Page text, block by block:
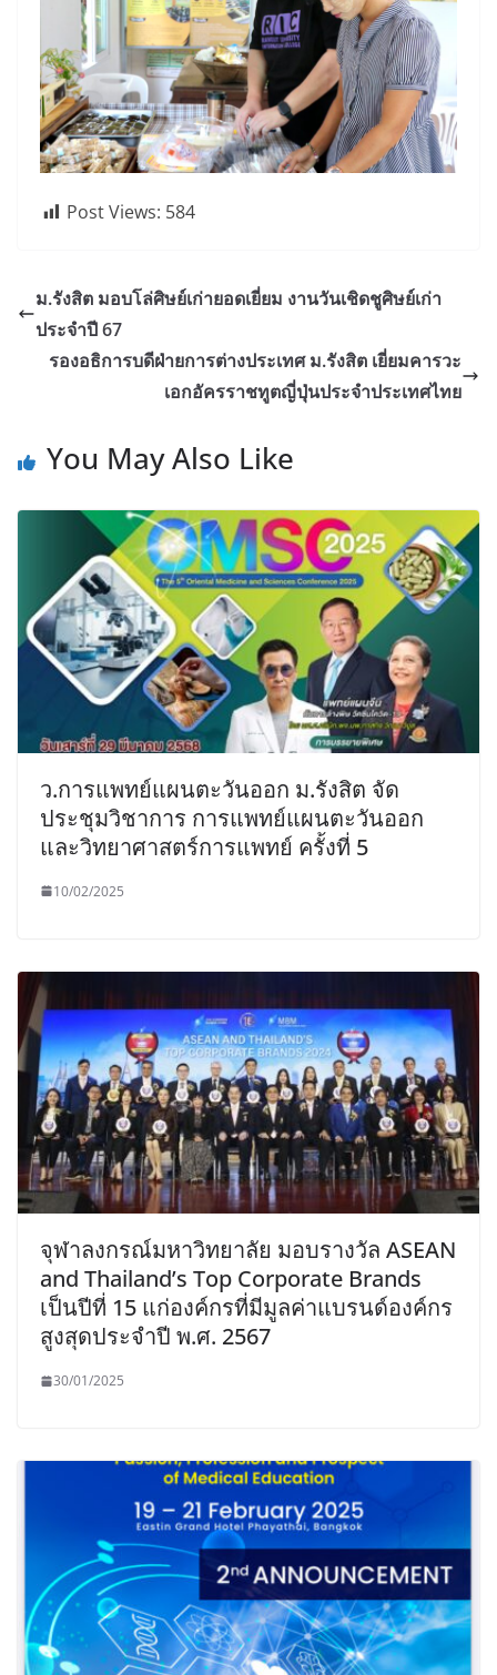
Post Views: 584
ม.รังสิต มอบโล่ศิษย์เก่ายอดเยี่ยม งานวันเชิดชูศิษย์เก่า
ประจำปี 67
รองอธิการบดีฝ่ายการต่างประเทศ ม.รังสิต เยี่ยมคารวะ
เอกอัครราชทูตญี่ปุ่นประจำประเทศไทย
You May Also Like
ว.การแพทย์แผนตะวันออก ม.รังสิต จัด
ประชุมวิชาการ การแพทย์แผนตะวันออก
และวิทยาศาสตร์การแพทย์ ครั้งที่ 5
10/02/2025
จุฬาลงกรณ์มหาวิทยาลัย มอบรางวัล ASEAN
and Thailand’s Top Corporate Brands
เป็นปีที่ 15 แก่องค์กรที่มีมูลค่าแบรนด์องค์กร
สูงสุดประจำปี พ.ศ. 2567
30/01/2025